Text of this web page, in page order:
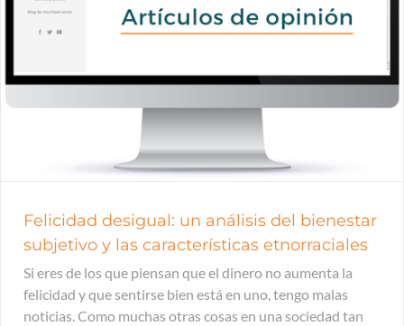
Felicidad desigual: un análisis del bienestar
subjetivo y las características etnorraciales
Si eres de los que piensan que el dinero no aumenta la
felicidad y que sentirse bien está en uno, tengo malas
noticias. Como muchas otras cosas en una sociedad tan